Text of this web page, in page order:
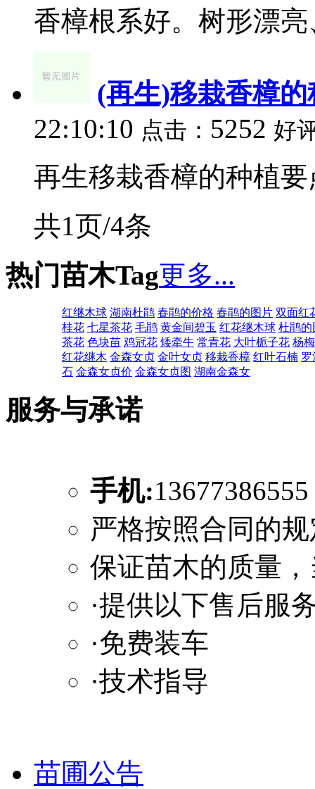
香樟根系好。树形漂
(再生)移栽香樟
22:10:10 点击： 5252 好
再生移栽香樟的种植要
共1页/4条
热门苗木Tag更多...
红继木球 湖南杜鹃 春鹃的价格 春鹃的图片 双面红
桂花 七星茶花 毛鹃 黄金间碧玉 红花继木球 杜鹃的
茶花 色块苗 鸡冠花 矮牵牛 常青花 大叶栀子花 杨梅
红花继木 金森女贞 金叶女贞 移栽香樟 红叶石楠 罗
石 金森女贞价 金森女贞图 湖南金森女
服务与承诺
手机:
严格按照合同的
保证苗木的质量
·提供以下售后服
·免费装车
·技术指导
苗圃公告